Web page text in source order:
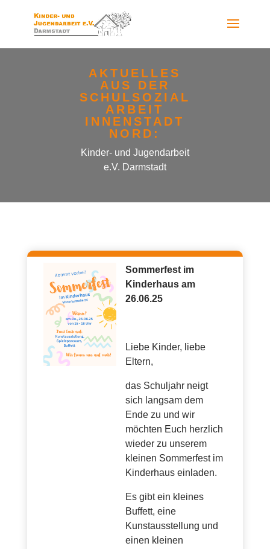
AKTUELLES
AUS DER
SCHULSOZIAL
ARBEIT
INNENSTADT
NORD:
Kinder- und Jugendarbeit
e.V. Darmstadt
Sommerfest im
Kinderhaus am
26.06.25
Liebe Kinder, liebe
Eltern,
das Schuljahr neigt
sich langsam dem
Ende zu und wir
möchten Euch herzlich
wieder zu unserem
kleinen Sommerfest im
Kinderhaus einladen.
Es gibt ein kleines
Buffett, eine
Kunstausstellung und
einen kleinen